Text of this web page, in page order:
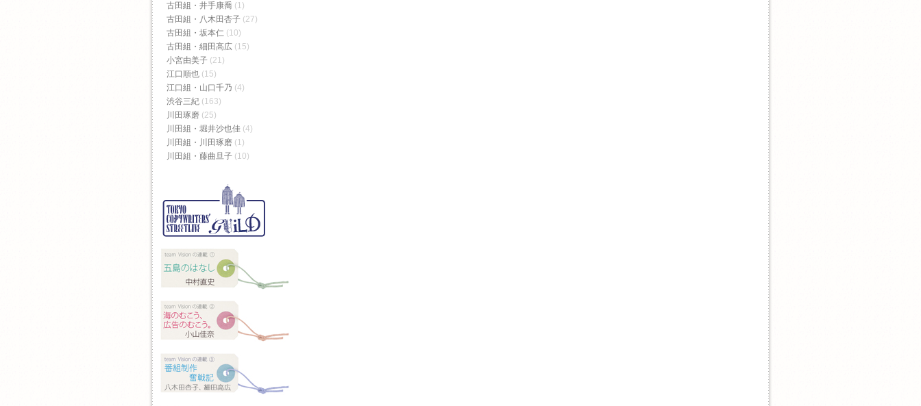
古田組・井手康喬 (1)
古田組・八木田杏子 (27)
古田組・坂本仁 (10)
古田組・細田高広 (15)
小宮由美子 (21)
江口順也 (15)
江口組・山口千乃 (4)
渋谷三紀 (163)
川田琢磨 (25)
川田組・堀井沙也佳 (4)
川田組・川田琢磨 (1)
川田組・藤曲旦子 (10)